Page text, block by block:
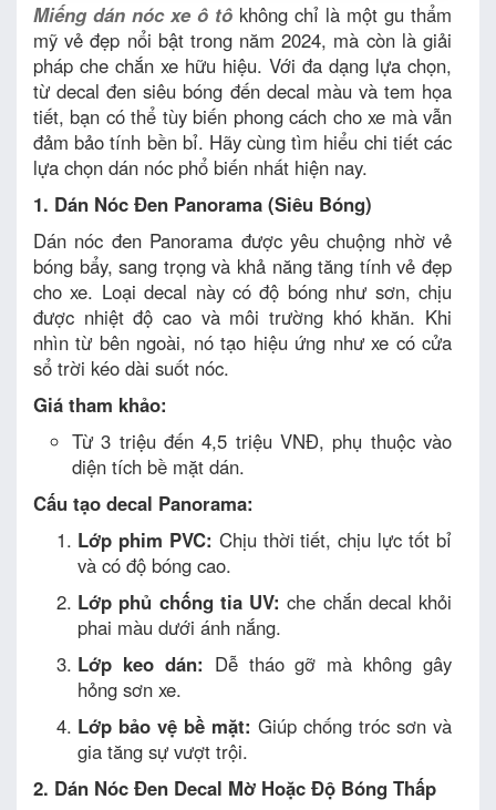
Miếng dán nóc xe ô tô không chỉ là một gu thẩm
mỹ vẻ đẹp nổi bật trong năm 2024, mà còn là giải
pháp che chắn xe hữu hiệu. Với đa dạng lựa chọn,
từ decal đen siêu bóng đến decal màu và tem họa
tiết, bạn có thể tùy biến phong cách cho xe mà vẫn
đảm bảo tính bền bỉ. Hãy cùng tìm hiểu chi tiết các
lựa chọn dán nóc phổ biến nhất hiện nay.
1. Dán Nóc Đen Panorama (Siêu Bóng)
Dán nóc đen Panorama được yêu chuộng nhờ vẻ
bóng bẩy, sang trọng và khả năng tăng tính vẻ đẹp
cho xe. Loại decal này có độ bóng như sơn, chịu
được nhiệt độ cao và môi trường khó khăn. Khi
nhìn từ bên ngoài, nó tạo hiệu ứng như xe có cửa
sổ trời kéo dài suốt nóc.
Giá tham khảo:
Từ 3 triệu đến 4,5 triệu VNĐ, phụ thuộc vào
diện tích bề mặt dán.
Cấu tạo decal Panorama:
Lớp phim PVC: Chịu thời tiết, chịu lực tốt bỉ
và có độ bóng cao.
Lớp phủ chống tia UV: che chắn decal khỏi
phai màu dưới ánh nắng.
Lớp keo dán: Dễ tháo gỡ mà không gây
hỏng sơn xe.
Lớp bảo vệ bề mặt: Giúp chống tróc sơn và
gia tăng sự vượt trội.
2. Dán Nóc Đen Decal Mờ Hoặc Độ Bóng Thấp